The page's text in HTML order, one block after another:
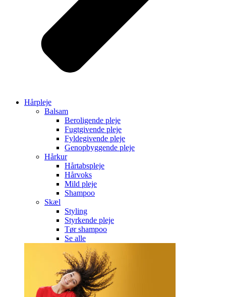
Hårpleje
Balsam
Beroligende pleje
Fugtgivende pleje
Fyldegivende pleje
Genopbyggende pleje
Hårkur
Hårtabspleje
Hårvoks
Mild pleje
Shampoo
Skæl
Styling
Styrkende pleje
Tør shampoo
Se alle